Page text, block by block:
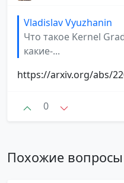
Vladislav Vyuzhanin
Что такое Kernel
какие-...
https://arxiv.org/abs/
0
Похожие вопросы